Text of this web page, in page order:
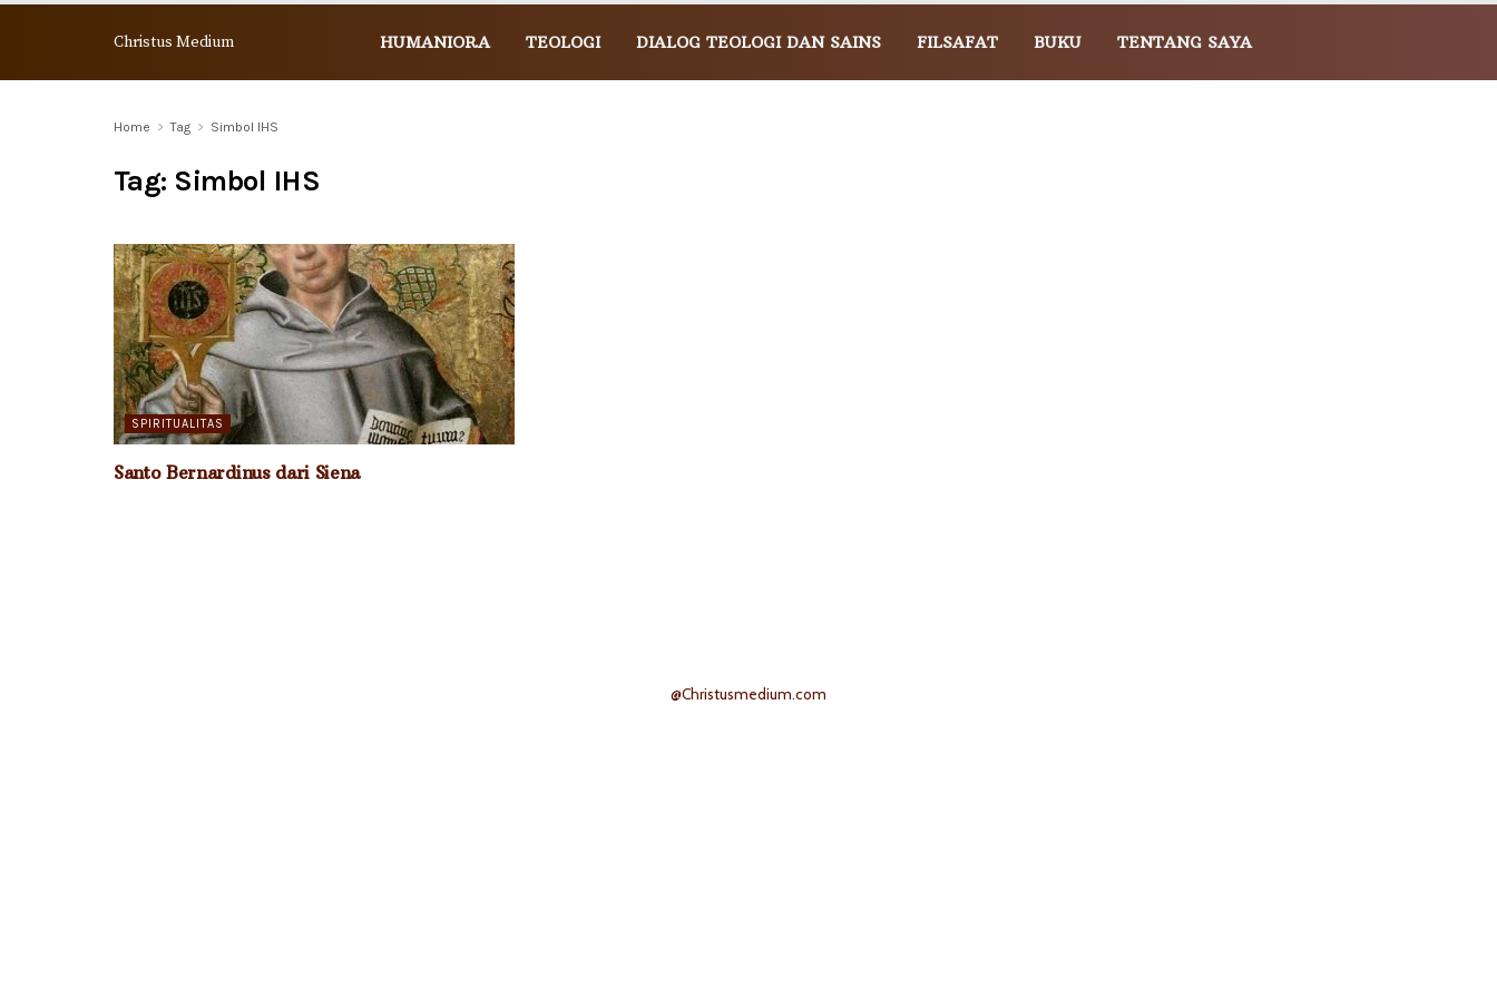
Christus Medium HUMANIORA TEOLOGI DIALOG TEOLOGI DAN SAINS FILSAFAT BUKU TENTANG SAYA
Home Tag Simbol IHS
Tag: Simbol IHS
SPIRITUALITAS
Santo Bernardinus dari Siena
@Christusmedium.com